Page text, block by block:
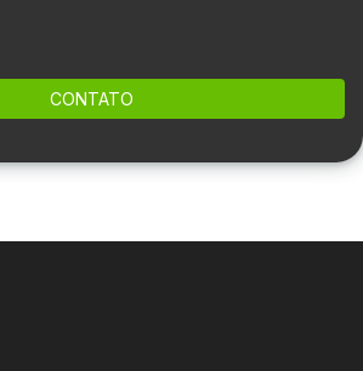
CONTATO